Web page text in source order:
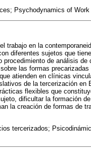
Psychodynamics of Work
trabajo en la
diferentes sujetos que
procedimiento de análisis de
las formas precarizadas
atienden en clínicas
de la tercerización en
flexibles que
dificultar la formación de
la creación de formas de
tercerizados;